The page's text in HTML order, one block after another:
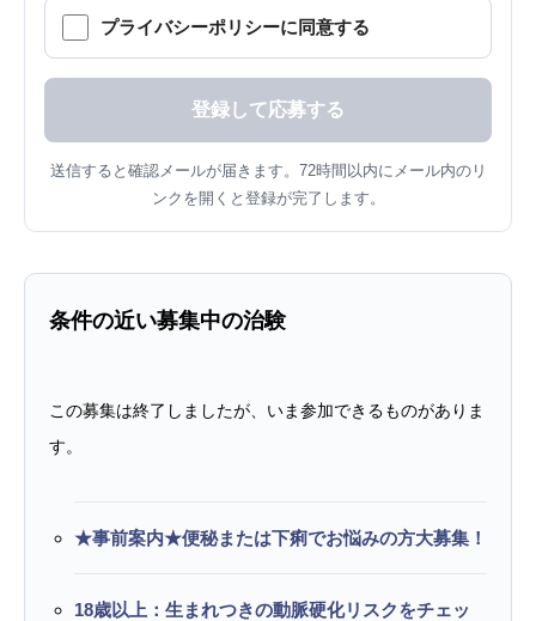
プライバシーポリシーに同意する
送信すると確認メールが届きます。72時間以内にメール内のリ
ンクを開くと登録が完了します。
条件の近い募集中の治験
この募集は終了しましたが、いま参加できるものがありま
す。
★事前案内★便秘または下痢でお悩みの方大募集！
18歳以上：生まれつきの動脈硬化リスクをチェッ